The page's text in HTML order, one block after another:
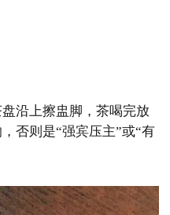
沿上擦盅脚 ，茶喝完放
否则是“强宾压主”或“有